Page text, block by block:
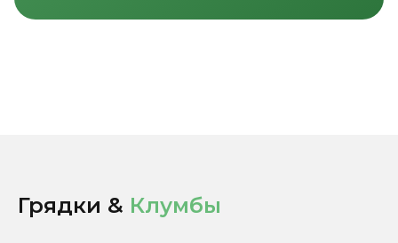
Грядки & Клумбы